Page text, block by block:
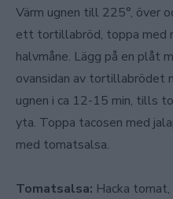
Värm ugnen till 225°, över
ett tortillabröd, toppa med
halvmåne. Lägg på en plåt
ovansidan av tortillabrödet
ugnen i ca 12-15 min, tills
yta. Toppa tacosen med
med tomatsalsa.
Tomatsalsa: Hacka